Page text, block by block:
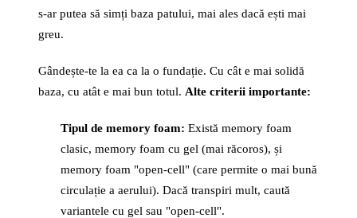
s-ar putea să simți baza patului, mai ales dacă ești mai
greu.
Gândește-te la ea ca la o fundație. Cu cât e mai solidă
baza, cu atât e mai bun totul. Alte criterii importante:
Tipul de memory foam: Există memory foam
clasic, memory foam cu gel (mai răcoros), și
memory foam "open-cell" (care permite o mai bună
circulație a aerului). Dacă transpiri mult, caută
variantele cu gel sau "open-cell".